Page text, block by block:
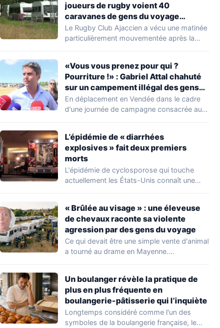
joueurs de rugby voient 40
caravanes de gens du voyage
s’installer dans leur stade, ils les
délogent en moins d’1 heure
Le Rugby Club Ajaccien a vécu une matinée
particulièrement mouvementée après la
«Vous vous prenez pour qui ?
Pourriture !» : Gabriel Attal chahuté
sur un campement illégal des gens
du voyage
En déplacement en Vendée dans le cadre
d'une journée de campagne consacrée aux
L’épidémie de « diarrhées
explosives » fait deux premiers
morts
L'épidémie de cyclosporose qui touche
actuellement les États-Unis connaît une
« Brûlée au visage » : une éleveuse
de chevaux raconte sa violente
agression par des gens du voyage
Ce qui devait être une simple vente d'animal
a tourné au drame en Mayenne.…
Un boulanger révèle la pratique de
plus en plus fréquente en
boulangerie-pâtisserie qui l’inquiète
Longtemps considéré comme l'un des
symboles de la boulangerie française, le